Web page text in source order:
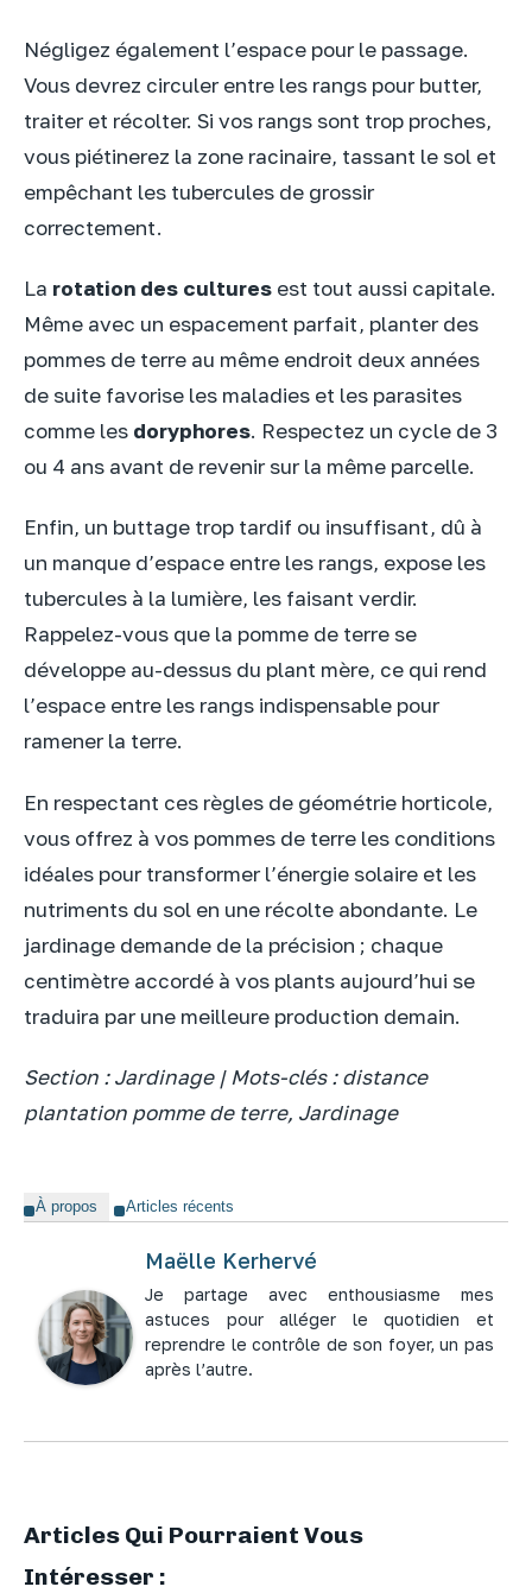
Négligez également l’espace pour le passage.
Vous devrez circuler entre les rangs pour butter,
traiter et récolter. Si vos rangs sont trop proches,
vous piétinerez la zone racinaire, tassant le sol et
empêchant les tubercules de grossir
correctement.
La rotation des cultures est tout aussi capitale.
Même avec un espacement parfait, planter des
pommes de terre au même endroit deux années
de suite favorise les maladies et les parasites
comme les doryphores. Respectez un cycle de 3
ou 4 ans avant de revenir sur la même parcelle.
Enfin, un buttage trop tardif ou insuffisant, dû à
un manque d’espace entre les rangs, expose les
tubercules à la lumière, les faisant verdir.
Rappelez-vous que la pomme de terre se
développe au-dessus du plant mère, ce qui rend
l’espace entre les rangs indispensable pour
ramener la terre.
En respectant ces règles de géométrie horticole,
vous offrez à vos pommes de terre les conditions
idéales pour transformer l’énergie solaire et les
nutriments du sol en une récolte abondante. Le
jardinage demande de la précision ; chaque
centimètre accordé à vos plants aujourd’hui se
traduira par une meilleure production demain.
Section : Jardinage | Mots-clés : distance
plantation pomme de terre, Jardinage
À propos Articles récents
Maëlle Kerhervé
Je partage avec enthousiasme mes
astuces pour alléger le quotidien et
reprendre le contrôle de son foyer, un pas
après l’autre.
Articles Qui Pourraient Vous
Intéresser :